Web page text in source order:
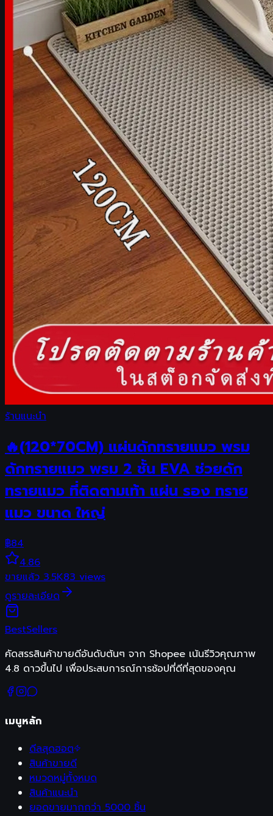
ร้านแนะนำ
🔥(120*70CM) แผ่นดักทรายแมว พรม
ดักทรายแมว พรม 2 ชั้น EVA ช่วยดัก
ทรายแมว ที่ติดตามเท้า แผ่น รอง ทราย
แมว ขนาด ใหญ่
฿84
4.86
ขายแล้ว 3.5K83 views
ดูรายละเอียด
BestSellers
คัดสรรสินค้าขายดีอันดับต้นๆ จาก Shopee เน้นรีวิวคุณภาพ
4.8 ดาวขึ้นไป เพื่อประสบการณ์การช้อปที่ดีที่สุดของคุณ
เมนูหลัก
ดีลสุดฮอต
สินค้าขายดี
หมวดหมู่ทั้งหมด
สินค้าแนะนำ
ยอดขายมากกว่า 5000 ชิ้น